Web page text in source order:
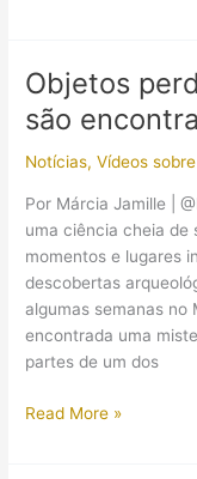
faraós
ganharão
novo
lar
depois
de
mais
de
um
século
Objetos
são
Notícias,Vídeos
Por Márcia Jamille |
uma ciência cheia de
momentos e lugares
descobertas
algumas semanas no
encontrada uma
partes de um dos
Objetos
Read More »